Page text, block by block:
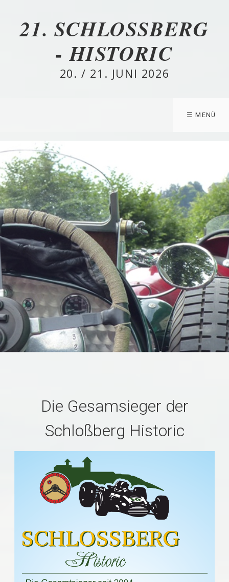
21. SCHLOSSBERG
- HISTORIC
20. / 21. JUNI 2026
☰ MENÜ
Die Gesamsieger der
Schloßberg Historic